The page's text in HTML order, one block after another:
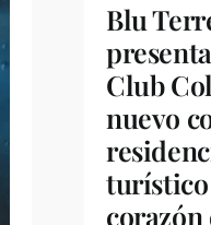
Blu
Club
nuevo
turístico
corazón